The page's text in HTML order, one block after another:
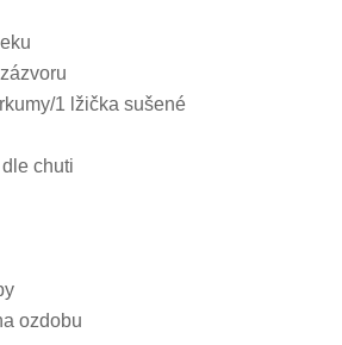
1 lžička sušené
chuti
ozdobu